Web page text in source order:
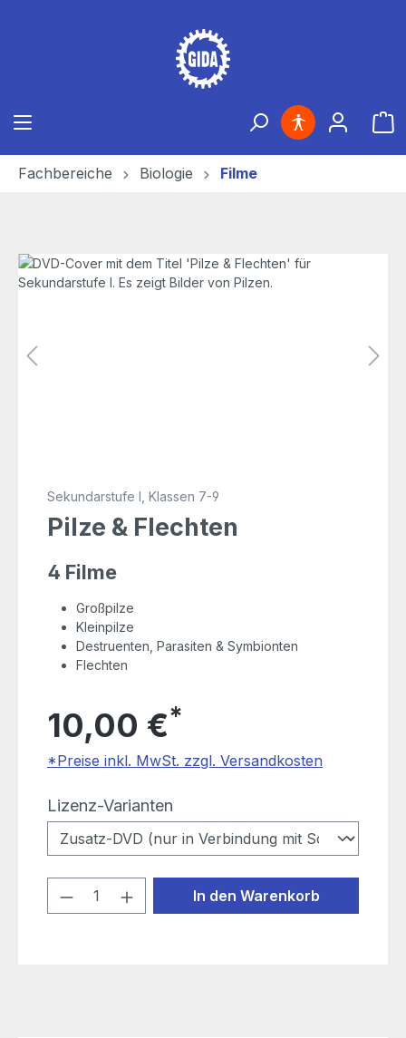
Fachbereiche Biologie Filme
Bildergalerie überspringen
Sekundarstufe I, Klassen 7-9
Pilze & Flechten
4 Filme
Großpilze
Kleinpilze
Destruenten, Parasiten & Symbionten
Flechten
10,00 €*
*Preise inkl. MwSt. zzgl. Versandkosten
Lizenz-Varianten
Produkt Anzahl: Gib den
In den Warenkorb